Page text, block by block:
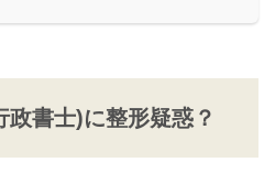
政書士)に整形疑惑？